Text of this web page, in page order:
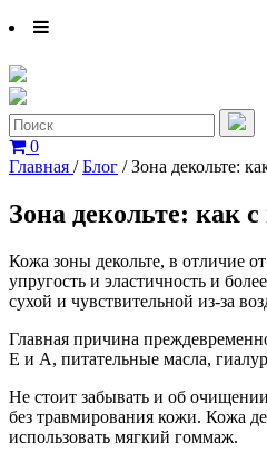
0
Главная /Блог /Зона декольте:
Зона декольте: как
Кожа зоны декольте, в отличие
упругость и эластичность и
сухой и чувствительной из-за
Главная причина
Е и А, питательные масла,
Не стоит забывать и об
без травмирования кожи. Кожа
использовать мягкий гоммаж.